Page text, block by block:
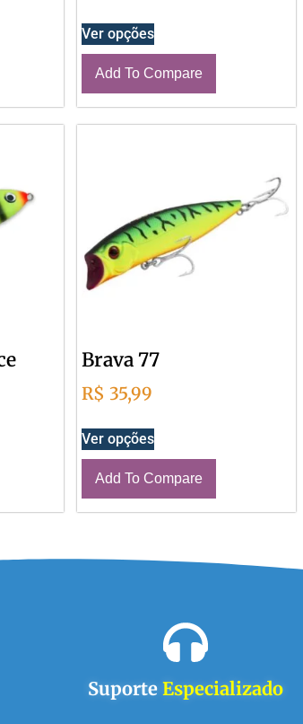
Ver opções
Add To Compare
Brava 77
R$ 35,99
Ver opções
Add To Compare
SuporteEspecializado